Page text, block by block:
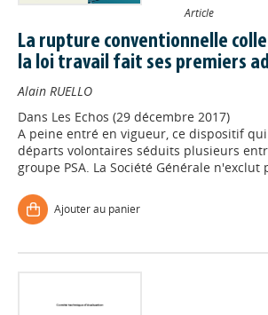
Article
La rupture conventionnelle
la loi travail fait ses premiers
Alain RUELLO
Dans Les Echos (29 décembre 2017)
A peine entré en vigueur, ce dispositif
départs volontaires séduits plusieurs
groupe PSA. La Société Générale
Ajouter au panier